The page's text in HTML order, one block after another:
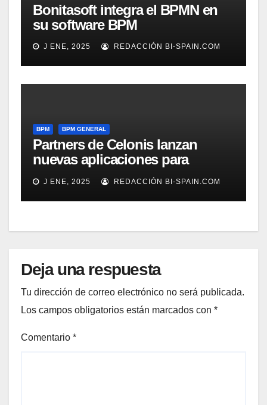
Bonitasoft integra el BPMN en
su software BPM
J ENE, 2025 REDACCIÓN BI-SPAIN.COM
BPM BPM GENERAL
Partners de Celonis lanzan
nuevas aplicaciones para
automarizar migración a SAP o
Gestión de Reclamaciones en
Seguros
J ENE, 2025 REDACCIÓN BI-SPAIN.COM
Deja una respuesta
Tu dirección de correo electrónico no será publicada.
Los campos obligatorios están marcados con *
Comentario *